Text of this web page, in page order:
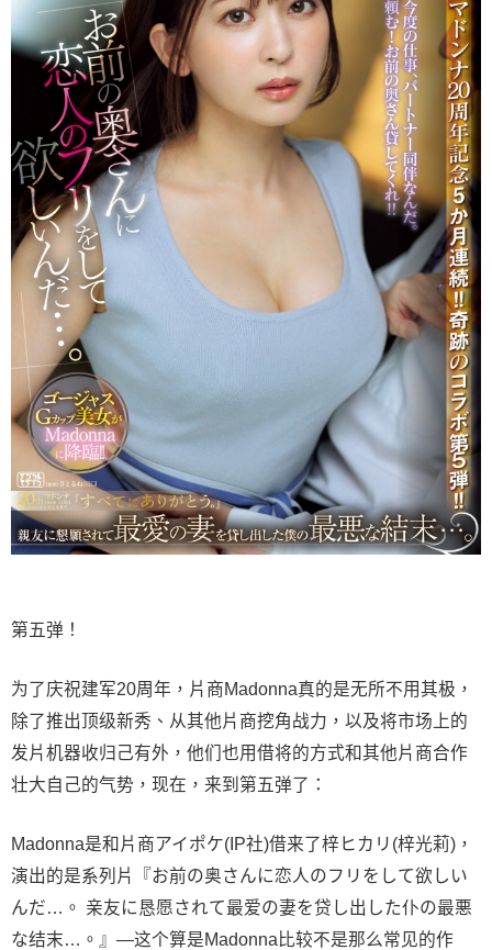
第五弹！
为了庆祝建军20周年，片商Madonna真的是无所不用其极，
除了推出顶级新秀、从其他片商挖角战力，以及将市场上的
发片机器收归己有外，他们也用借将的方式和其他片商合作
壮大自己的气势，现在，来到第五弹了：
Madonna是和片商アイポケ(IP社)借来了梓ヒカリ(梓光莉)，
演出的是系列片『お前の奥さんに恋人のフリをして欲しい
んだ…。 亲友に恳愿されて最爱の妻を贷し出した仆の最悪
な结末…。』—这个算是Madonna比较不是那么常见的作